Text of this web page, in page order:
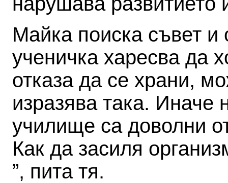
Майка поиска съвет
ученичка харесва да
отказа да се храни,
изразява така. Иначе
училище са доволни
Как да засиля
”, пита тя.